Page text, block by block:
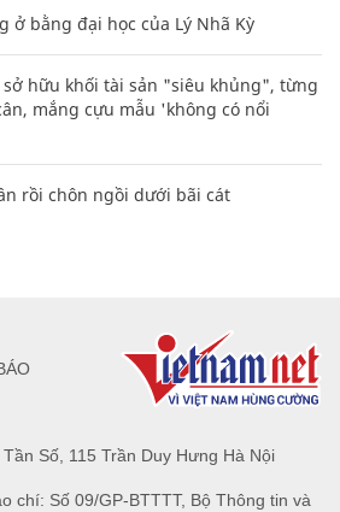
ở bằng đại học của Lý Nhã Kỳ
hữu khối tài sản "siêu khủng", từng
mắng cựu mẫu 'không có nổi
rồi chôn ngồi dưới bãi cát
Số, 115 Trần Duy Hưng Hà Nội
chí: Số 09/GP-BTTTT, Bộ Thông tin và